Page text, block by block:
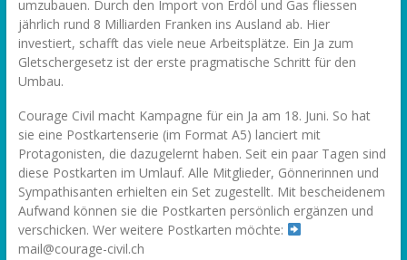
umzubauen. Durch den Import von Erdöl und Gas fliessen
jährlich rund 8 Milliarden Franken ins Ausland ab. Hier
investiert, schafft das viele neue Arbeitsplätze. Ein Ja zum
Gletschergesetz ist der erste pragmatische Schritt für den
Umbau.
Courage Civil macht Kampagne für ein Ja am 18. Juni. So hat
sie eine Postkartenserie (im Format A5) lanciert mit
Protagonisten, die dazugelernt haben. Seit ein paar Tagen sind
diese Postkarten im Umlauf. Alle Mitglieder, Gönnerinnen und
Sympathisanten erhielten ein Set zugestellt. Mit bescheidenem
Aufwand können sie die Postkarten persönlich ergänzen und
verschicken. Wer weitere Postkarten möchte:
mail@courage-civil.ch